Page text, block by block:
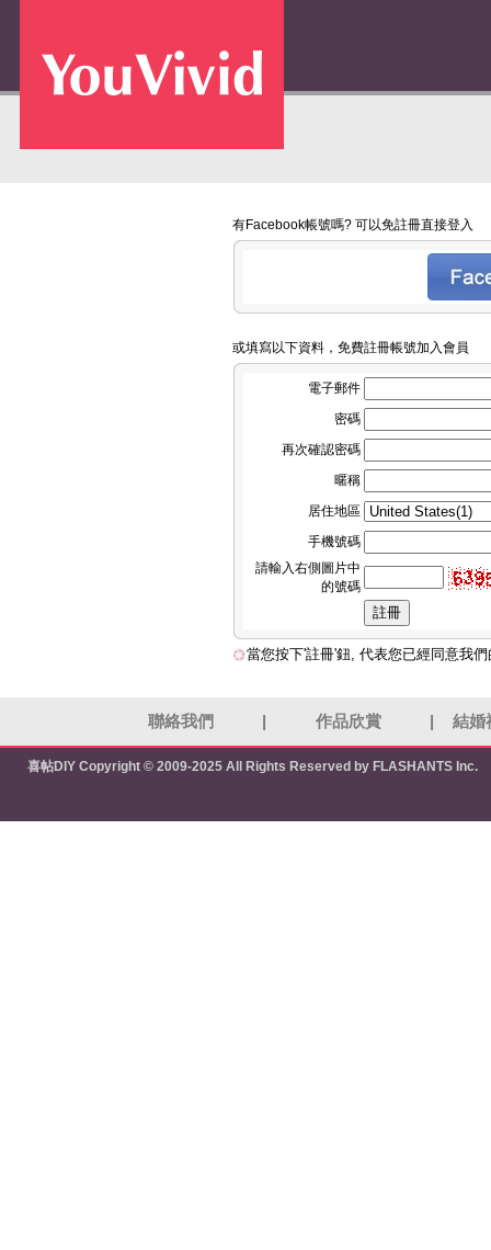
有Facebook帳號嗎? 可以免註冊直接登入
或填寫以下資料，免費註冊帳號加入會員
電子郵件
密碼
再次確認密碼
暱稱
居住地區
手機號碼
請輸入右側圖片中
的號碼
當您按下'註冊'鈕, 代表您已經同意我
聯絡我們 作品欣賞 結婚
喜帖DIY Copyright © 2009-2025 All Rights Reserved by FLASHANTS Inc.